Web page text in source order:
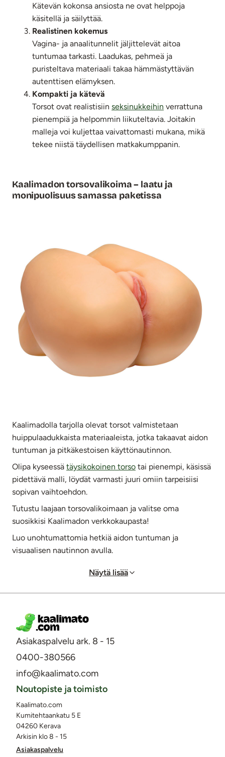
Kätevän kokonsa ansiosta ne ovat helppoja
käsitellä ja säilyttää.
Realistinen kokemus
Vagina- ja anaalitunnelit jäljittelevät aitoa
tuntumaa tarkasti. Laadukas, pehmeä ja
puristeltava materiaali takaa hämmästyttävän
autenttisen elämyksen.
Kompakti ja kätevä
Torsot ovat realistisiin seksinukkeihin verrattuna
pienempiä ja helpommin liikuteltavia. Joitakin
malleja voi kuljettaa vaivattomasti mukana, mikä
tekee niistä täydellisen matkakumppanin.
Kaalimadon torsovalikoima – laatu ja
monipuolisuus samassa paketissa
Kaalimadolla tarjolla olevat torsot valmistetaan
huippulaadukkaista materiaaleista, jotka takaavat aidon
tuntuman ja pitkäkestoisen käyttönautinnon.
Olipa kyseessä täysikokoinen torso tai pienempi, käsissä
pidettävä malli, löydät varmasti juuri omiin tarpeisiisi
sopivan vaihtoehdon.
Tutustu laajaan torsovalikoimaan ja valitse oma
suosikkisi Kaalimadon verkkokaupasta!
Luo unohtumattomia hetkiä aidon tuntuman ja
visuaalisen nautinnon avulla.
Näytä lisää
Asiakaspalvelu ark. 8 - 15
0400-380566
info@kaalimato.com
Asiakaspalvelu
Noutopiste ja toimisto
Kaalimato.com
Kumitehtaankatu 5 E
04260 Kerava
Arkisin klo 8 - 15